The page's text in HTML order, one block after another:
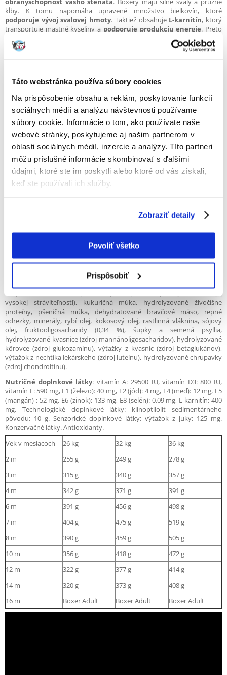
Táto webstránka používa súbory cookies
Na prispôsobenie obsahu a reklám, poskytovanie funkcií
sociálnych médií a analýzu návštevnosti používame
súbory cookie. Informácie o tom, ako používate naše
webové stránky, poskytujeme aj našim partnerom v
oblasti sociálnych médií, inzercie a analýzy. Títo partneri
môžu príslušné informácie skombinovať s ďalšími
údajmi, ktoré ste im poskytli alebo ktoré od vás získali,
keď ste používali ich služby.
Zobraziť detaily
Povoliť všetko
Prispôsobiť
kĺby. K tomu napomáha upravené množstvo bielkovín, ktoré
podporuje vývoj svalovej hmoty. Taktiež obsahuje L-karnitín, ktorý
transportuje mastné kyseliny a podporuje produkciu energie. Preto
krmivo obsahuje kombináciu živín s veľmi kvalitnými bielkovinami. Tie
boli vybrané vďaka svojej vysokej stráviteľnosti. Navyše obsahuje
ROYAL CANIN® Boxer Puppy
je vytvorená na
mieru. Boxery majú obzvlášť krátke a úzke čeľuste. Z dôvodu
postavenia ich zubov sa im môže krmivo zle uchopovať a hrýzť. Preto sú
tieto granuly vytvorené na mieru čeľuste vášho šteňaťa. Krmivo sa mu
bude dobre uchopovať a bude ho nútiť poriadne hrýzť.
tuky, izolát rastlinného proteínu (L.I.P.: proteín vybraný vďaka svojej
vysokej stráviteľnosti), kukuričná múka, hydrolyzované živočíšne
proteíny, pšeničná múka, dehydratované bravčové mäso, repné
odrezky, minerály, rybí olej, kokosový olej, rastlinná vláknina, sójový
olej, fruktooligosacharidy (0,34 %), šupky a semená psyllia,
hydrolyzované kvasnice (zdroj mannánoligosacharidov), hydrolyzované
kôrovce (zdroj glukozamínu), výťažky z kvasníc (zdroj betaglukánov),
výťažok z nechtíka lekárskeho (zdroj luteínu), hydrolyzované chrupavky
(zdroj chondroitínu).
Nutričné doplnkové látky: vitamín A: 29500 IU, vitamín D3: 800 IU,
vitamín E: 590 mg, E1 (železo): 40 mg, E2 (jód): 4 mg, E4 (meď): 12 mg, E5
(mangán) : 52 mg, E6 (zinok): 133 mg, E8 (selén): 0.09 mg, L-karnitín: 400
mg. Technologické doplnkové látky: klinoptilolit sedimentárneho
pôvodu: 10 g. Senzorické doplnkové látky: výťažok z juky: 125 mg.
Konzervačné látky. Antioxidanty.
Vek v mesiacoch
26 kg 32 kg
36 kg
2 m
255 g 249 g
278 g
3 m
315 g 340 g
357 g
4 m
342 g 371 g
391 g
6 m
391 g 456 g
498 g
7 m
404 g 475 g
519 g
8 m
390 g 459 g
505 g
10 m
356 g 418 g
472 g
12 m
322 g 377 g
414 g
14 m
320 g 373 g
408 g
16 m
Boxer Adult Boxer Adult Boxer Adult